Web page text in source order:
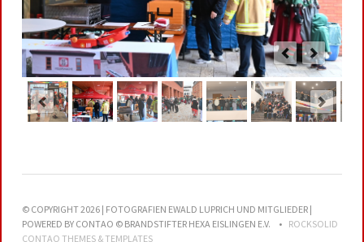
© COPYRIGHT 2026 | FOTOGRAFIEN EWALD LUPRICH UND MITGLIEDER |
POWERED BY CONTAO © BRANDSTIFTER HEXA EISLINGEN E.V.
ROCKSOLID
CONTAO THEMES & TEMPLATES